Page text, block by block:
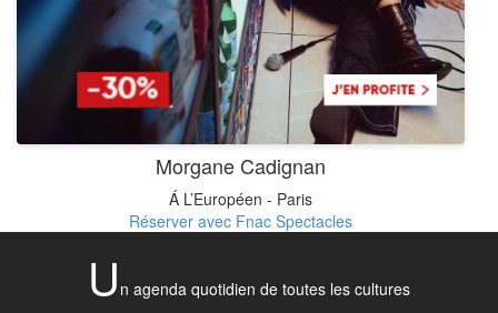
Morgane Cadignan
Á L’Européen - Paris
Réserver avec Fnac Spectacles
U n agenda quotidien de toutes les cultures